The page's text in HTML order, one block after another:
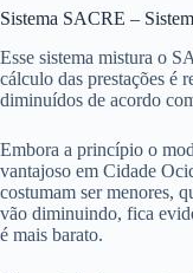
Sistema SACRE –
Esse sistema mistura o
cálculo das prestações é
diminuídos de acordo
Embora a princípio o
vantajoso em Cidade
costumam ser menores,
vão diminuindo, fica
é mais barato.